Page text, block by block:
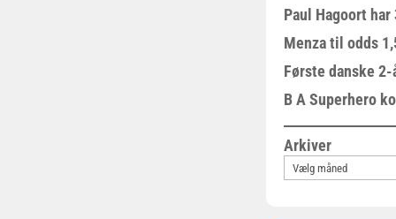
Paul Hagoort
Menza til odds
Første danske
B A Superhero
Arkiver